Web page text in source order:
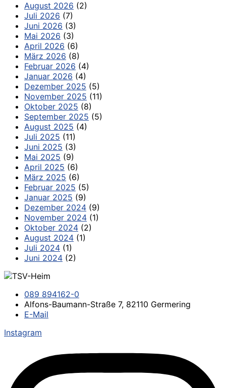
August 2026 (2)
Juli 2026 (7)
Juni 2026 (3)
Mai 2026 (3)
April 2026 (6)
März 2026 (8)
Februar 2026 (4)
Januar 2026 (4)
Dezember 2025 (5)
November 2025 (11)
Oktober 2025 (8)
September 2025 (5)
August 2025 (4)
Juli 2025 (11)
Juni 2025 (3)
Mai 2025 (9)
April 2025 (6)
März 2025 (6)
Februar 2025 (5)
Januar 2025 (9)
Dezember 2024 (9)
November 2024 (1)
Oktober 2024 (2)
August 2024 (1)
Juli 2024 (1)
Juni 2024 (2)
089 894162-0
Alfons-Baumann-Straße 7, 82110 Germering
E-Mail
Instagram